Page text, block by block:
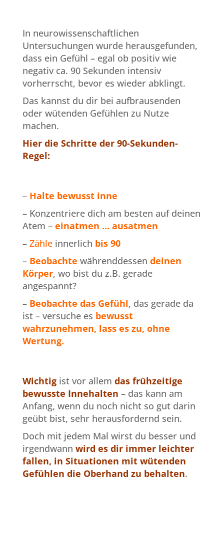
In neurowissenschaftlichen
Untersuchungen wurde herausgefunden,
dass ein Gefühl – egal ob positiv wie
negativ ca. 90 Sekunden intensiv
vorherrscht, bevor es wieder abklingt.
Das kannst du dir bei aufbrausenden
oder wütenden Gefühlen zu Nutze
machen.
Hier die Schritte der 90-Sekunden-
Regel:
– Halte bewusst inne
– Konzentriere dich am besten auf deinen
Atem – einatmen … ausatmen
– Zähleinnerlich bis 90
– Beobachte währenddessen deinen
Körper, wo bist du z.B. gerade
angespannt?
– Beobachte das Gefühl, das gerade da
ist – versuche es bewusst
wahrzunehmen, lass es zu, ohne
Wertung.
Wichtig ist vor allem das frühzeitige
bewusste Innehalten – das kann am
Anfang, wenn du noch nicht so gut darin
geübt bist, sehr herausfordernd sein.
Doch mit jedem Mal wirst du besser und
irgendwann wird es dir immer leichter
fallen, in Situationen mit wütenden
Gefühlen die Oberhand zu behalten.